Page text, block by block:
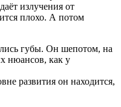
излучения от
плохо. А потом
губы. Он шепотом, на
нюансов, как у
развития он находится,